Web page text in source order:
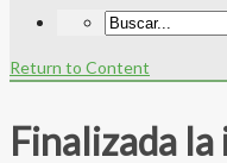
Return to Content
Finalizada